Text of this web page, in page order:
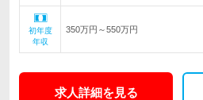
初年度
年収
350万円～550万円
求人詳細を見る